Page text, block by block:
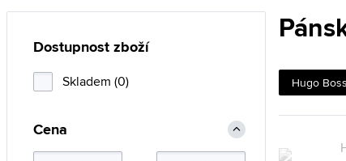
Hugo Boss
Dostupnost zboží
Skladem (0)
Cena